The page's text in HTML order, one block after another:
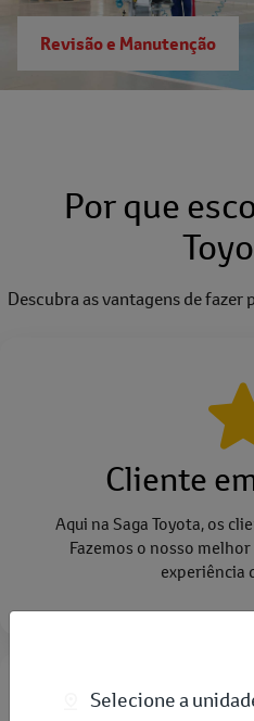
Revisão e Manutenção
Por que
Descubra as vantagens de fazer
Cliente
Aqui na Saga Toyota, os
Fazemos o nosso
experiência
Selecione a